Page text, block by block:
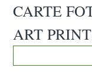
CARTE
ART